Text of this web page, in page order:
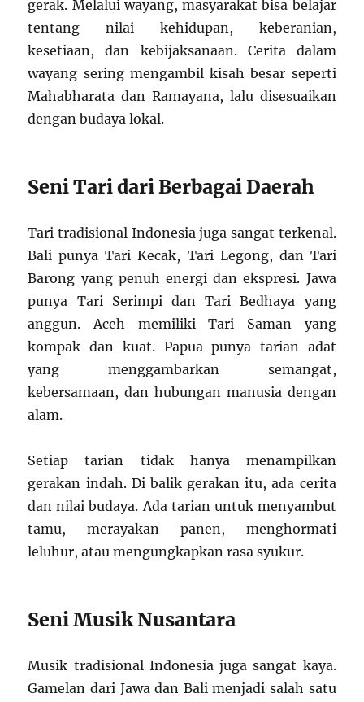
gerak. Melalui wayang, masyarakat bisa belajar
tentang nilai kehidupan, keberanian,
kesetiaan, dan kebijaksanaan. Cerita dalam
wayang sering mengambil kisah besar seperti
Mahabharata dan Ramayana, lalu disesuaikan
dengan budaya lokal.
Seni Tari dari Berbagai Daerah
Tari tradisional Indonesia juga sangat terkenal.
Bali punya Tari Kecak, Tari Legong, dan Tari
Barong yang penuh energi dan ekspresi. Jawa
punya Tari Serimpi dan Tari Bedhaya yang
anggun. Aceh memiliki Tari Saman yang
kompak dan kuat. Papua punya tarian adat
yang menggambarkan semangat,
kebersamaan, dan hubungan manusia dengan
alam.
Setiap tarian tidak hanya menampilkan
gerakan indah. Di balik gerakan itu, ada cerita
dan nilai budaya. Ada tarian untuk menyambut
tamu, merayakan panen, menghormati
leluhur, atau mengungkapkan rasa syukur.
Seni Musik Nusantara
Musik tradisional Indonesia juga sangat kaya.
Gamelan dari Jawa dan Bali menjadi salah satu